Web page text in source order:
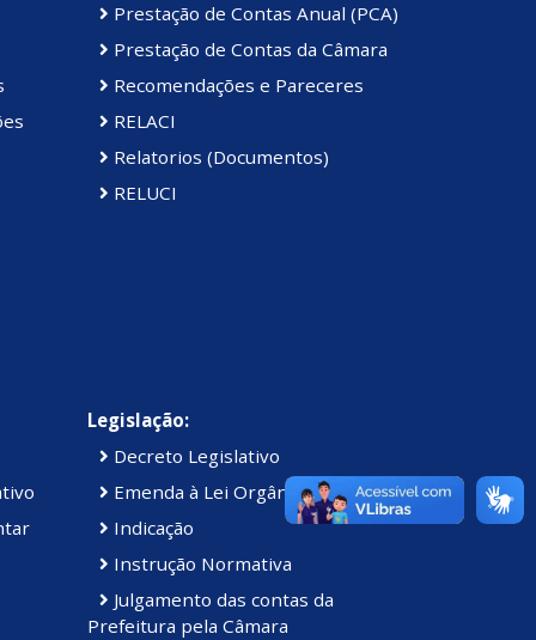
Prestação de Contas Anual (PCA)
Prestação de Contas da Câmara
Recomendações e Pareceres
RELACI
Relatorios (Documentos)
RELUCI
Legislação:
Decreto Legislativo
Emenda à Lei Orgânica
Indicação
Instrução Normativa
Julgamento das contas da
Prefeitura pela Câmara